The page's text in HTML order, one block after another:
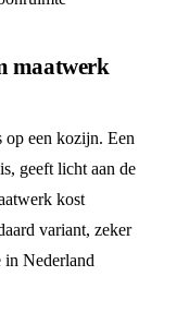
maatwerk
op een kozijn. Een
geeft licht aan de
kost
variant, zeker
in Nederland